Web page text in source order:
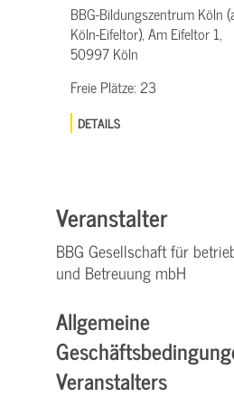
BBG-Bildungszentrum Köln
Köln-Eifeltor), Am Eifeltor 1,
50997 Köln
Freie Plätze:23
DETAILS
Veranstalter
BBG Gesellschaft für
und Betreuung mbH
Allgemeine
Veranstalters